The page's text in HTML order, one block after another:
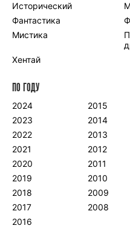
Исторический
Фантастика
Мистика
Хентай
ПО ГОДУ
2024
2023
2022
2021
2020
2019
2018
2017
2016
2015
2014
2013
2012
2011
2010
2009
2008